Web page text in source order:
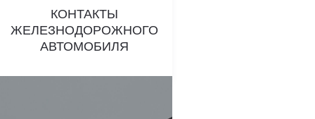
КОНТАКТЫ
ЖЕЛЕЗНОДОРОЖНОГО
АВТОМОБИЛЯ